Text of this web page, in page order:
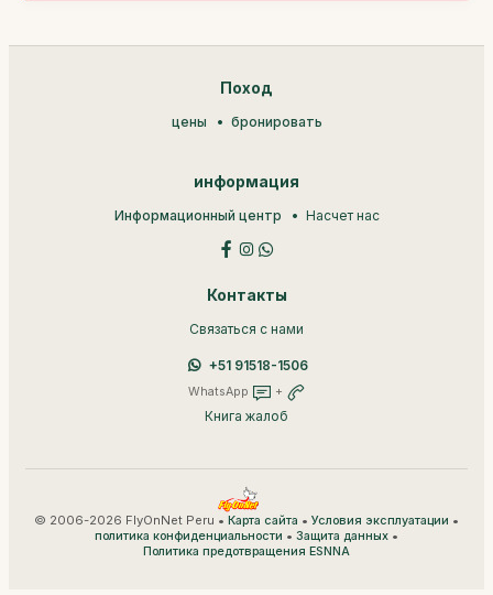
Поход
цены бронировать
информация
Информационный центр Насчет нас
Контакты
Связаться с нами
+51 91518-1506
WhatsApp +
Книга жалоб
© 2006-2026 FlyOnNet Peru • Карта сайта • Условия эксплуатации •
политика конфиденциальности • Защита данных •
Политика предотвращения ESNNA